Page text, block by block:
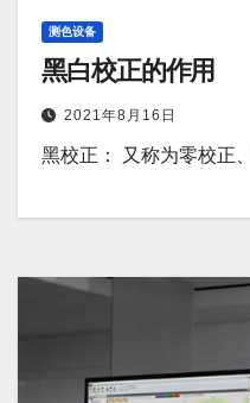
测色设备
黑白校正的作用
2021年8月16日
黑校正： 又称为零校正